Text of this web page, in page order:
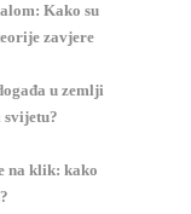
Kako su
zavjere
u zemlji
svijetu?
na klik: kako